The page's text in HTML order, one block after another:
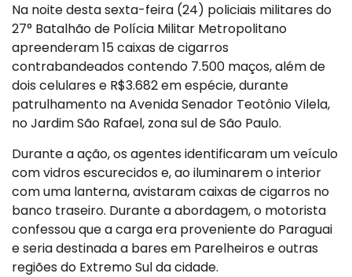
Na noite desta sexta-feira (24) policiais militares do
27° Batalhão de Polícia Militar Metropolitano
apreenderam 15 caixas de cigarros
contrabandeados contendo 7.500 maços, além de
dois celulares e R$3.682 em espécie, durante
patrulhamento na Avenida Senador Teotônio Vilela,
no Jardim São Rafael, zona sul de São Paulo.
Durante a ação, os agentes identificaram um veículo
com vidros escurecidos e, ao iluminarem o interior
com uma lanterna, avistaram caixas de cigarros no
banco traseiro. Durante a abordagem, o motorista
confessou que a carga era proveniente do Paraguai
e seria destinada a bares em Parelheiros e outras
regiões do Extremo Sul da cidade.